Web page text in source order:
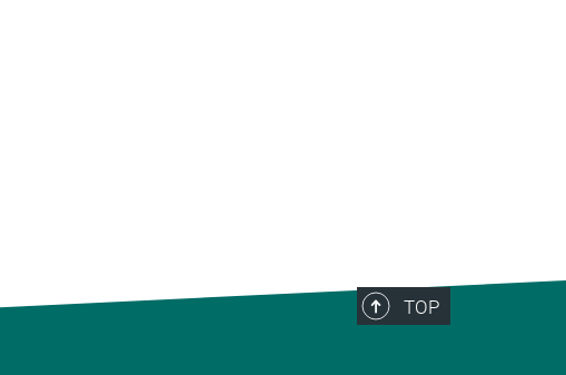
TOP